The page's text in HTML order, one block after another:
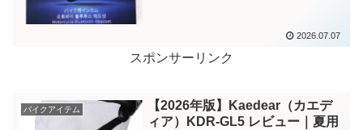
2026.07.07
スポンサーリンク
バイクアイテム
【2026年版】Kaedear（カエデ
ィア）KDR-GL5 レビュー｜夏用